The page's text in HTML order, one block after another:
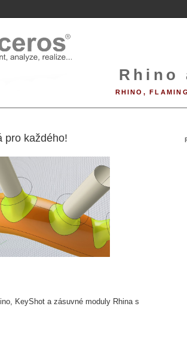
Rhino
RHINO,
pro každého!
KeyShot a zásuvné moduly Rhina s